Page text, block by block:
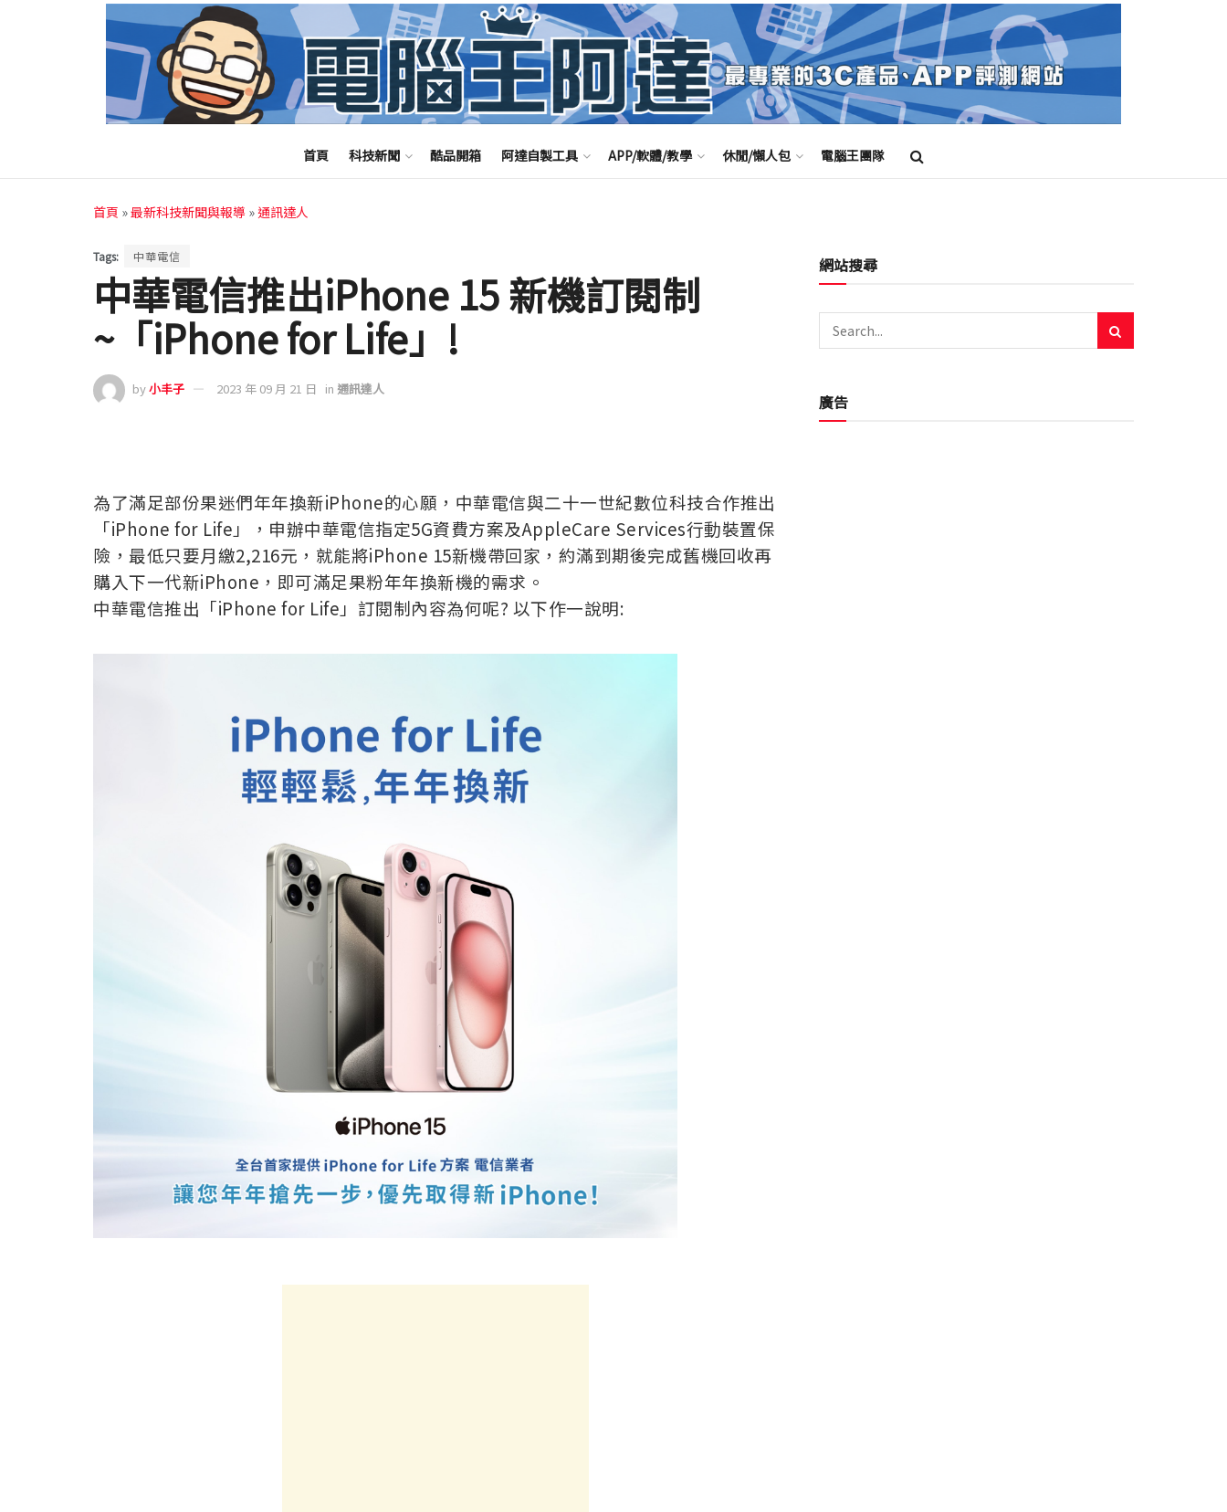
首頁 科技新聞 酷品開箱 阿達自製工具 APP/軟體/教學 休閒/懶人包 電腦王團隊
首頁 »最新科技新聞與報導 »通訊達人
Tags: 中華電信
中華電信推出iPhone 15 新機訂閱制
~「iPhone for Life」!
by小丰子 2023 年 09 月 21 日 in 通訊達人
為了滿足部份果迷們年年換新iPhone的心願，中華電信與二十一世紀數位科技合作推出
「iPhone for Life」，申辦中華電信指定5G資費方案及AppleCare Services行動裝置保
險，最低只要月繳2,216元，就能將iPhone 15新機帶回家，約滿到期後完成舊機回收再
購入下一代新iPhone，即可滿足果粉年年換新機的需求。
中華電信推出「iPhone for Life」訂閱制內容為何呢? 以下作一說明:
網站搜尋
廣告